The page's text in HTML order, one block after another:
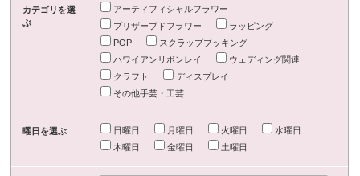
カテゴリを選
ぶ
アーティフィシャルフラワー
プリザーブドフラワー
ラッピング
POP
スクラップブッキング
ハワイアンリボンレイ
ウェディング関連
クラフト
ディスプレイ
その他手芸・工芸
曜日を選ぶ 日曜日 月曜日 火曜日
水曜日
木曜日
金曜日 土曜日